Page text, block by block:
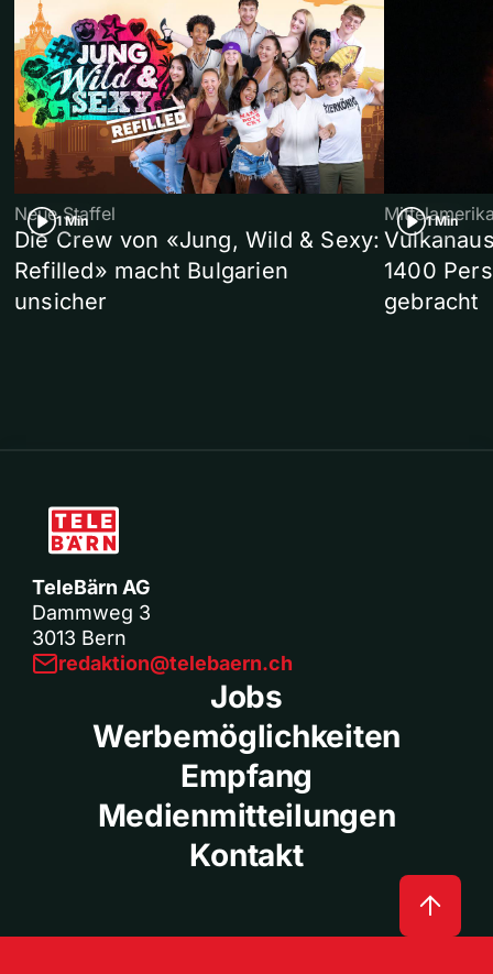
1 Min
Neue Staffel
Die Crew von «Jung, Wild & Sexy:
Refilled» macht Bulgarien
unsicher
1 Min
1400
gebracht
TeleBärn AG
Dammweg 3
3013 Bern
redaktion@telebaern.ch
Jobs
Werbemöglichkeiten
Empfang
Medienmitteilungen
Kontakt